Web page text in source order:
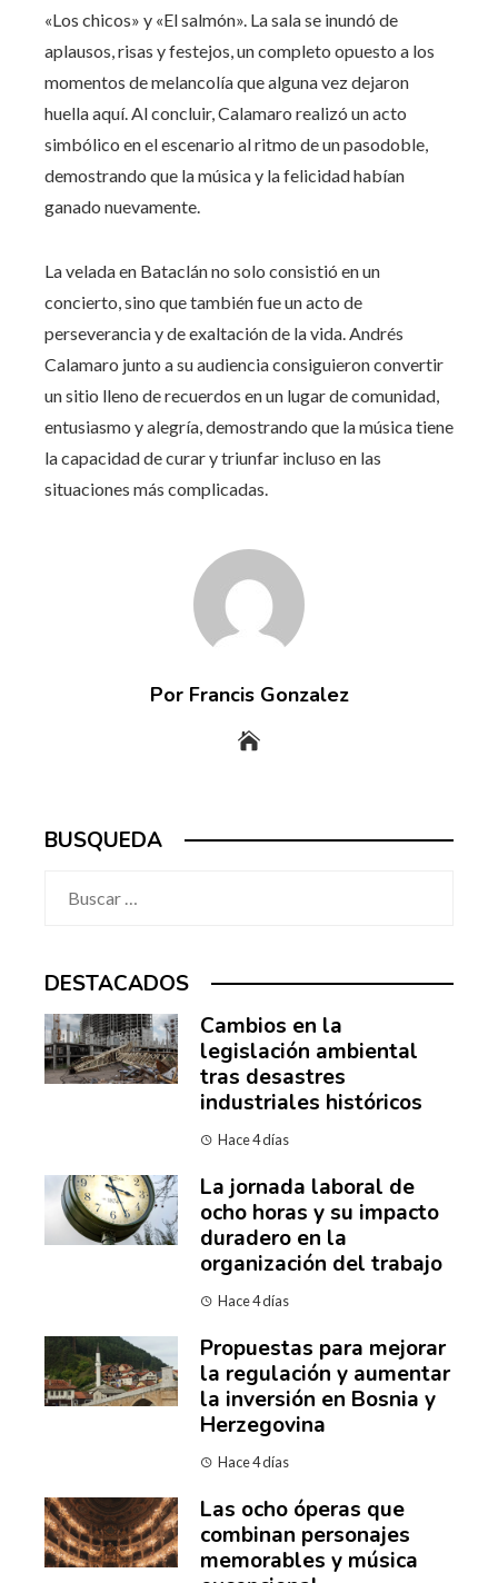
«Los chicos» y «El salmón». La sala se inundó de
aplausos, risas y festejos, un completo opuesto a los
momentos de melancolía que alguna vez dejaron
huella aquí. Al concluir, Calamaro realizó un acto
simbólico en el escenario al ritmo de un pasodoble,
demostrando que la música y la felicidad habían
ganado nuevamente.
La velada en Bataclán no solo consistió en un
concierto, sino que también fue un acto de
perseverancia y de exaltación de la vida. Andrés
Calamaro junto a su audiencia consiguieron convertir
un sitio lleno de recuerdos en un lugar de comunidad,
entusiasmo y alegría, demostrando que la música tiene
la capacidad de curar y triunfar incluso en las
situaciones más complicadas.
Por Francis Gonzalez
BUSQUEDA
DESTACADOS
Cambios en la
legislación ambiental
tras desastres
industriales históricos
Hace 4 días
La jornada laboral de
ocho horas y su impacto
duradero en la
organización del trabajo
Hace 4 días
Propuestas para mejorar
la regulación y aumentar
la inversión en Bosnia y
Herzegovina
Hace 4 días
Las ocho óperas que
combinan personajes
memorables y música